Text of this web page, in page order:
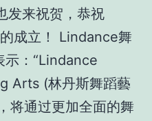
发来祝贺，恭祝
成立！ Lindance舞
示：“Lindance
Arts (林丹斯舞蹈藝
将通过更加全面的舞